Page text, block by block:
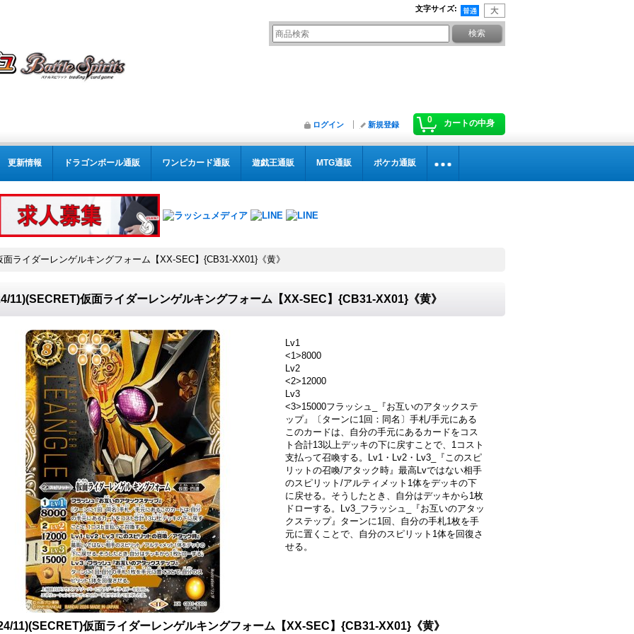
文字サイズ:
0 カートの中身
ログイン 新規登録
更新情報 ドラゴンボール通販 ワンピカード通販 遊戯王通販 MTG通販 ポケカ通販
面ライダーレンゲルキングフォーム【XX-SEC】{CB31-XX01}《黄》
11)(SECRET)仮面ライダーレンゲルキングフォーム【XX-SEC】{CB31-XX01}《黄》
Lv1
<1>8000
Lv2
<2>12000
Lv3
<3>15000フラッシュ_『お互いのアタックステ
ップ』〔ターンに1回：同名〕手札/手元にある
このカードは、自分の手元にあるカードをコス
ト合計13以上デッキの下に戻すことで、1コスト
支払って召喚する。Lv1・Lv2・Lv3_『このスピ
リットの召喚/アタック時』最高Lvではない相手
のスピリット/アルティメット1体をデッキの下
に戻せる。そうしたとき、自分はデッキから1枚
ドローする。Lv3_フラッシュ_『お互いのアタッ
クステップ』ターンに1回、自分の手札1枚を手
元に置くことで、自分のスピリット1体を回復さ
せる。
11)(SECRET)仮面ライダーレンゲルキングフォーム【XX-SEC】{CB31-XX01}《黄》